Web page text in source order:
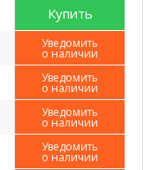
Купить
Уведомить
о наличии
Уведомить
о наличии
Уведомить
о наличии
Уведомить
о наличии